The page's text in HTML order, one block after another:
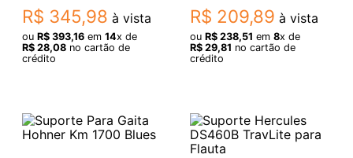
R$ 345,98 à vista
ou R$ 393,16em 14x de
R$ 28,08no cartão de
crédito
R$ 209,89 à vista
ou R$ 238,51 em 8x de
R$ 29,81 no cartão de
crédito